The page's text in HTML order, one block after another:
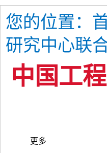
您的位置：
研究中心联
中国工
更多